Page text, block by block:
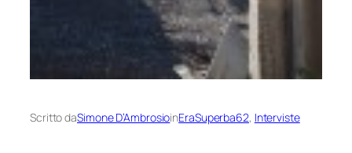
Scritto daSimone D’AmbrosioinEraSuperba62, Interviste